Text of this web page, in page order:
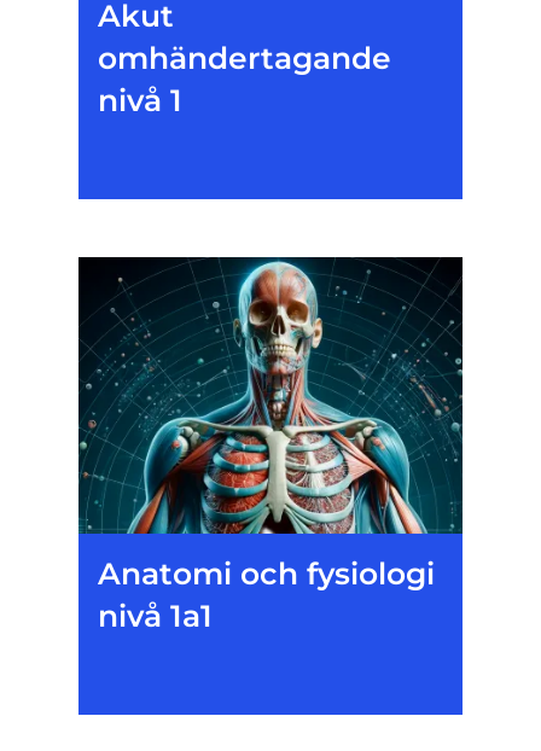
Akut
omhändertagande
nivå 1
Anatomi och fysiologi
nivå 1a1